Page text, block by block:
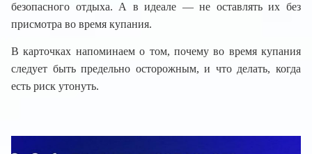
безопасного отдыха. А в идеале — не оставлять их без
присмотра во время купания.
В карточках напоминаем о том, почему во время купания
следует быть предельно осторожным, и что делать, когда
есть риск утонуть.